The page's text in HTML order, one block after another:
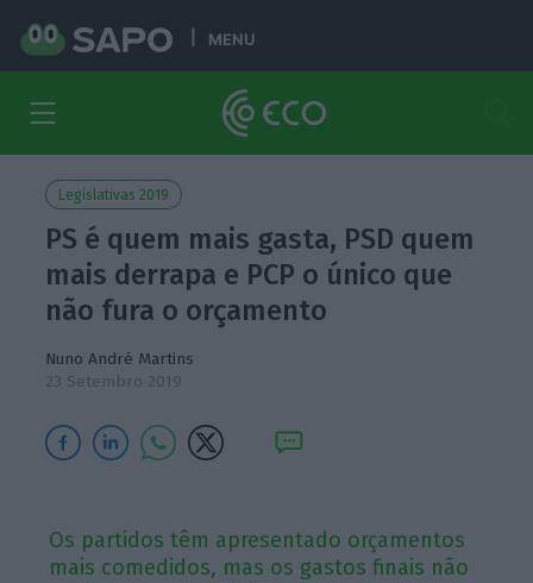
MENU
Legislativas 2019
PS é quem mais gasta, PSD quem
mais derrapa e PCP o único que
não fura o orçamento
Nuno André Martins
23 Setembro 2019
Os partidos têm apresentado orçamentos
mais comedidos, mas os gastos finais não